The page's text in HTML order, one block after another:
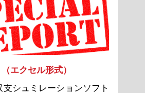
エクセル形式）
シュミレーションソフト